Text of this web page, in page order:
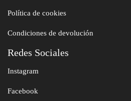
Política de cookies
Condiciones de devolución
Redes Sociales
Instagram
Facebook